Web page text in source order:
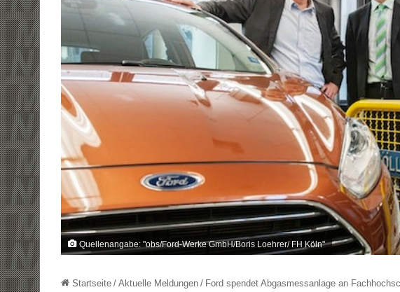
Quellenangabe: "obs/Ford-Werke GmbH/Boris Loehrer/ FH Köln"
Startseite / Aktuelle Meldungen / Ford spendet Abgasmessanlage an